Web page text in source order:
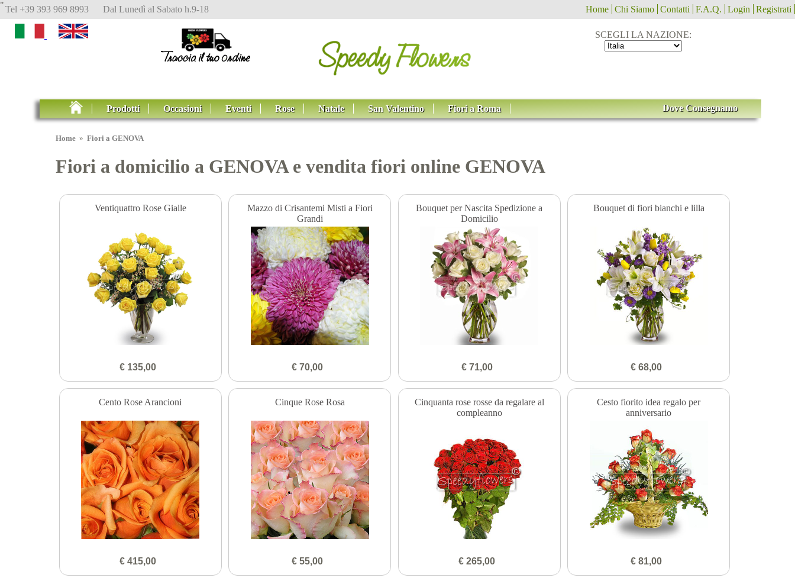
"Tel +39 393 969 8993 Dal Lunedì al Sabato h.9-18 Home Chi Siamo Contatti F.A.Q. Login Registrati
SCEGLI LA NAZIONE:
Prodotti Occasioni Eventi Rose Natale San Valentino Fiori a Roma Dove Consegnamo
Home »Fiori a GENOVA
Fiori a domicilio a GENOVA e vendita fiori online GENOVA
Ventiquattro Rose Gialle
€ 135,00
Mazzo di Crisantemi Misti a Fiori
Grandi
€ 70,00
Bouquet per Nascita Spedizione a
Domicilio
€ 71,00
Bouquet di fiori bianchi e lilla
€ 68,00
Cento Rose Arancioni
€ 415,00
Cinque Rose Rosa
€ 55,00
Cinquanta rose rosse da regalare al
compleanno
€ 265,00
Cesto fiorito idea regalo per
anniversario
€ 81,00